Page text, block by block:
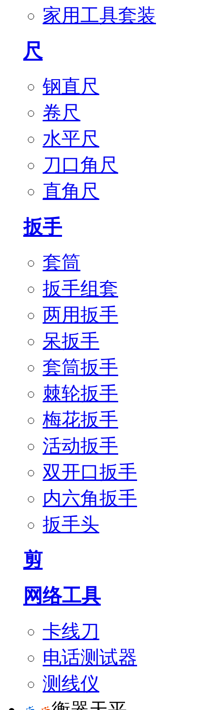
家用工具套装
尺
钢直尺
卷尺
水平尺
刀口角尺
直角尺
扳手
套筒
扳手组套
两用扳手
呆扳手
套筒扳手
棘轮扳手
梅花扳手
活动扳手
双开口扳手
内六角扳手
扳手头
剪
网络工具
卡线刀
电话测试器
测线仪